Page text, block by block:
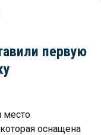
первую
оснащена